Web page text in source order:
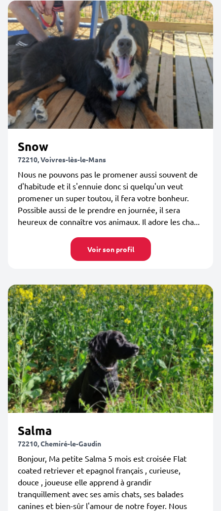
Snow
72210, Voivres-lès-le-Mans
Nous ne pouvons pas le promener aussi souvent de
d'habitude et il s'ennuie donc si quelqu'un veut
promener un super toutou, il fera votre bonheur.
Possible aussi de le prendre en journée, il sera
heureux de connaître vos animaux. Il adore les cha...
Voir son profil
Salma
72210, Chemiré-le-Gaudin
Bonjour, Ma petite Salma 5 mois est croisée Flat
coated retriever et epagnol français , curieuse,
douce , joueuse elle apprend à grandir
tranquillement avec ses amis chats, ses balades
canines et bien-sûr l'amour de notre foyer. Nous